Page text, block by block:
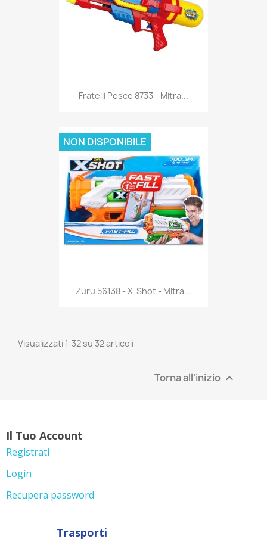
Anteprima
Fratelli Pesce 8733 - Mitra...
Anteprima
Zuru 56138 - X-Shot - Mitra...
NON DISPONIBILE
Visualizzati 1-32 su 32 articoli
Torna all'inizio 
Il Tuo Account
Registrati
Login
Recupera password
Trasporti